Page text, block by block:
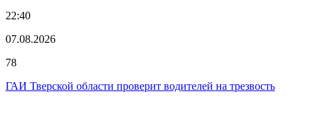
22:40
07.08.2026
78
ГАИ Тверской области проверит водителей на трезвость